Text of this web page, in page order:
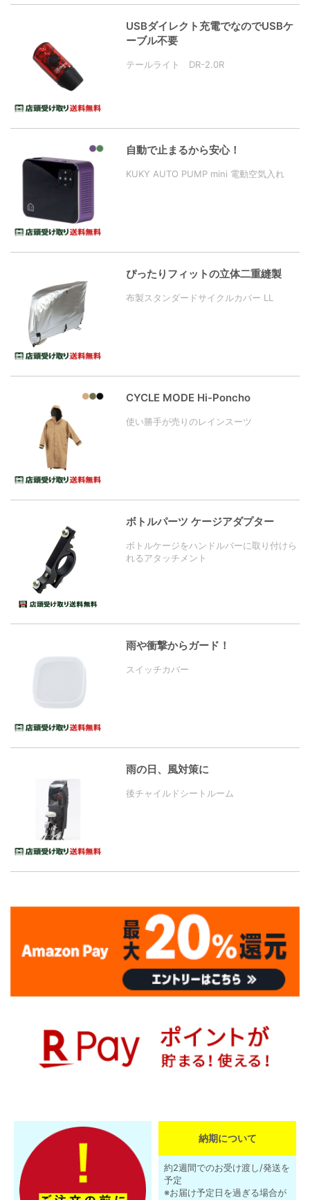
USBダイレクト充電でなのでUSBケ
ーブル不要
テールライト DR-2.0R
自動で止まるから安心！
KUKY AUTO PUMP mini 電動空気入れ
ぴったりフィットの立体二重縫製
布製スタンダードサイクルカバー LL
CYCLE MODE Hi-Poncho
使い勝手が売りのレインスーツ
ボトルパーツ ケージアダプター
ボトルケージをハンドルバーに取り付けら
れるアタッチメント
雨や衝撃からガード！
スイッチカバー
雨の日、風対策に
後チャイルドシートルーム
納期について
約2週間でのお受け渡し/発送を
予定
※お届け予定日を過ぎる場合が